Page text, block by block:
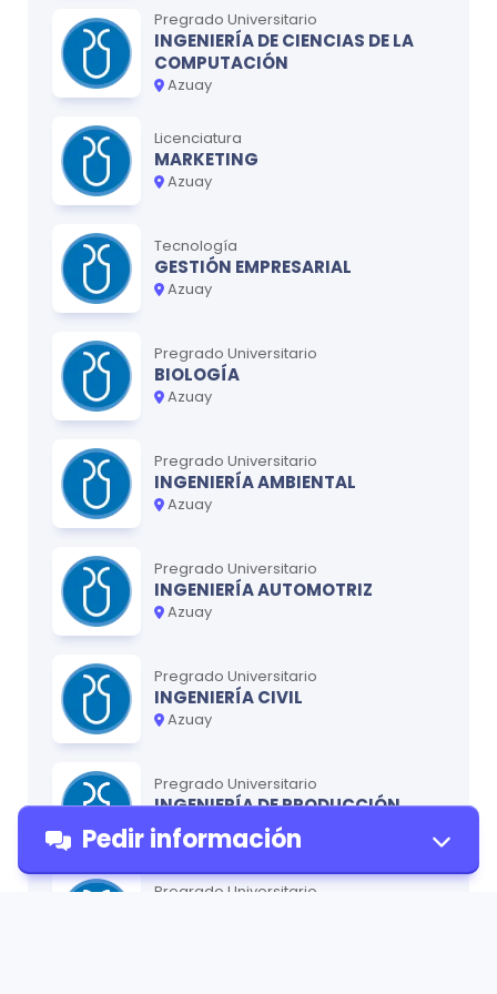
Pedir información
Pregrado Universitario
INGENIERÍA DE CIENCIAS DE LA
COMPUTACIÓN
Azuay
Licenciatura
MARKETING
Azuay
Tecnología
GESTIÓN EMPRESARIAL
Azuay
Pregrado Universitario
BIOLOGÍA
Azuay
Pregrado Universitario
INGENIERÍA AMBIENTAL
Azuay
Pregrado Universitario
INGENIERÍA AUTOMOTRIZ
Azuay
Pregrado Universitario
INGENIERÍA CIVIL
Azuay
Pregrado Universitario
INGENIERÍA DE PRODUCCIÓN
Azuay
Pregrado Universitario